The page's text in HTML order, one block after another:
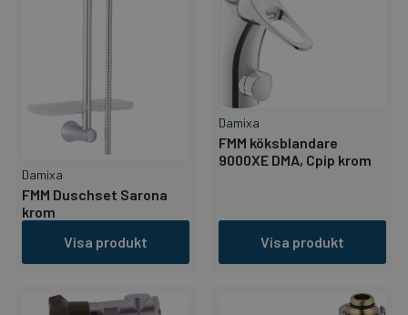
Damixa
FMM Duschset Sarona
krom
Visa produkt
Damixa
FMM köksblandare
9000XE DMA, Cpip krom
Visa produkt